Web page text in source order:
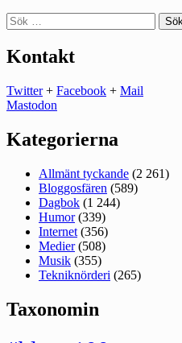
Sök
efter:
Kontakt
Twitter+ Facebook + Mail
Mastodon
Kategorierna
Allmänt tyckande (2 261)
Bloggosfären (589)
Dagbok (1 244)
Humor(339)
Internet (356)
Medier(508)
Musik (355)
Tekniknörderi (265)
Taxonomin